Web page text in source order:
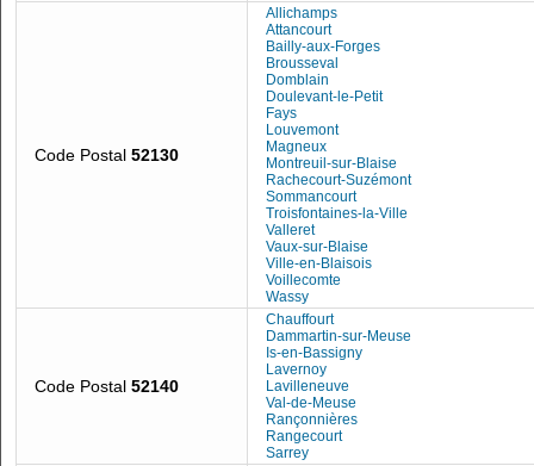
Code Postal 52130
Allichamps
Attancourt
Bailly-aux-Forges
Brousseval
Domblain
Doulevant-le-Petit
Fays
Louvemont
Magneux
Montreuil-sur-Blaise
Rachecourt-Suzémont
Sommancourt
Troisfontaines-la-Ville
Valleret
Vaux-sur-Blaise
Ville-en-Blaisois
Voillecomte
Wassy
Code Postal 52140
Chauffourt
Dammartin-sur-Meuse
Is-en-Bassigny
Lavernoy
Lavilleneuve
Val-de-Meuse
Rançonnières
Rangecourt
Sarrey